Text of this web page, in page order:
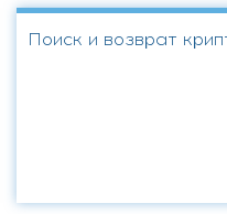
Поиск и возврат